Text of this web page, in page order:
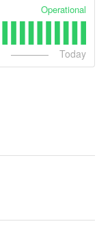
Operational
Today